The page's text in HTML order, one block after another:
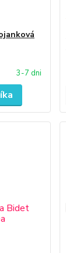
3-7 dni